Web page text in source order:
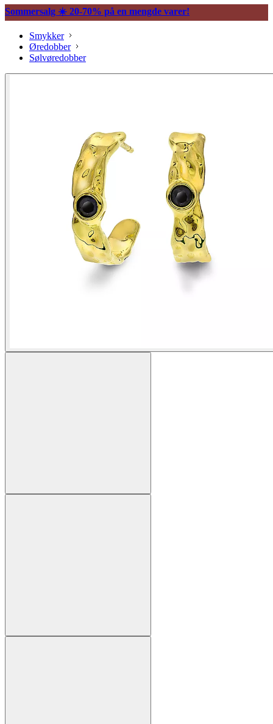
Sommersalg ☀️ 20-70% på en mengde varer!
Smykker
Øredobber
Sølvøredobber